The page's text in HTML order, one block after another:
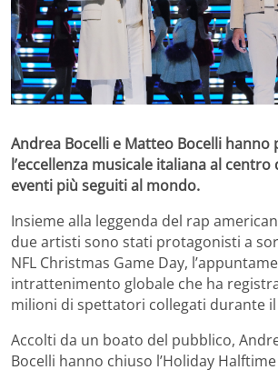
Andrea Bocelli e Matteo Bocelli hanno
l’eccellenza musicale italiana al centro
eventi più seguiti al mondo.
Insieme alla leggenda del rap
due artisti sono stati protagonisti a
NFL Christmas Game Day,
intrattenimento globale che ha
milioni di spettatori collegati durante il
Accolti da un boato del pubblico,
Bocelli hanno chiuso l’Holiday